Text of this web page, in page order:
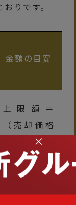
りです。
金額の目安
上限額＝
（売却価格
×3％）＋6
万円＋消費
×